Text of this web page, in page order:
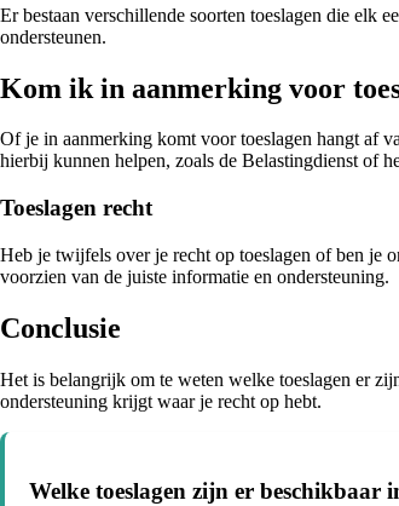
Er bestaan verschillende soorten toeslagen die elk
ondersteunen.
Kom ik in aanmerking voor
Of je in aanmerking komt voor toeslagen hangt af
hierbij kunnen helpen, zoals de Belastingdienst of
Toeslagen recht
Heb je twijfels over je recht op toeslagen of ben je
voorzien van de juiste informatie en ondersteuning.
Conclusie
Het is belangrijk om te weten welke toeslagen er
ondersteuning krijgt waar je recht op hebt.
Welke toeslagen zijn er beschikbaar